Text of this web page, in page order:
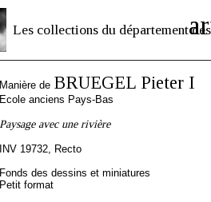
Les collections du département des
Manière de BRUEGEL Pieter I
Ecole anciens Pays-Bas
Paysage avec une rivière
INV 19732, Recto
Fonds des dessins et miniatures
Petit format